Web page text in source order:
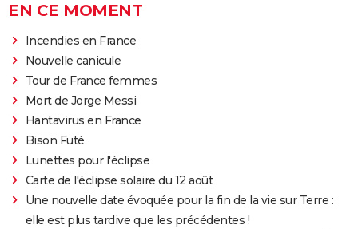
EN CE MOMENT
Incendies en France
Nouvelle canicule
Tour de France femmes
Mort de Jorge Messi
Hantavirus en France
Bison Futé
Lunettes pour l'éclipse
Carte de l'éclipse solaire du 12 août
Une nouvelle date évoquée pour la fin de la vie sur Terre :
elle est plus tardive que les précédentes !